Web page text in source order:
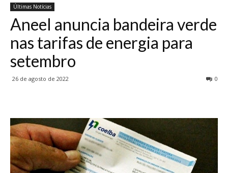
Últimas Notícias
Aneel anuncia bandeira verde
nas tarifas de energia para
setembro
26 de agosto de 2022 0